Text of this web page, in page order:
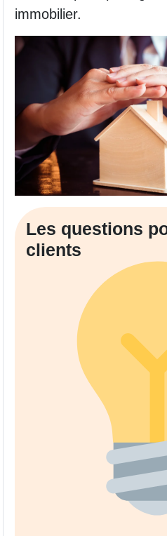
immobilier.
Les questions
clients